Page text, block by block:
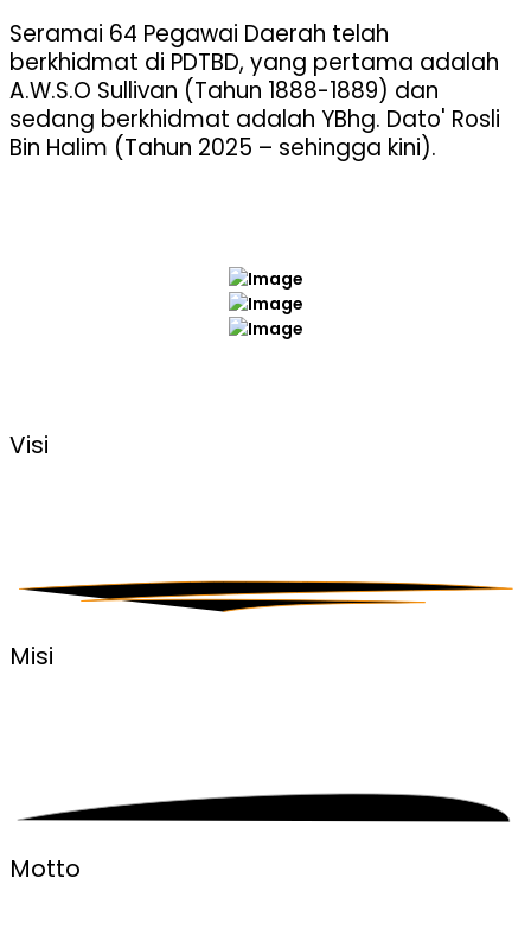
Seramai 64 Pegawai Daerah telah
berkhidmat di PDTBD, yang pertama adalah
A.W.S.O Sullivan (Tahun 1888-1889) dan
sedang berkhidmat adalah YBhg. Dato' Rosli
Bin Halim (Tahun 2025 – sehingga kini).
Visi
Misi
Motto